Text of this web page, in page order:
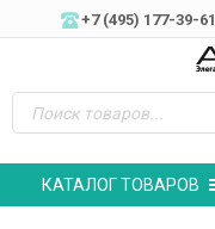
+7 (495) 177-39-61
КАТАЛОГ ТОВАРОВ